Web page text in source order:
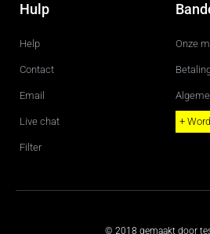
Hulp
Help
Contact
Email
Live chat
Filter
Onze
+
© 2018 gemaakt door